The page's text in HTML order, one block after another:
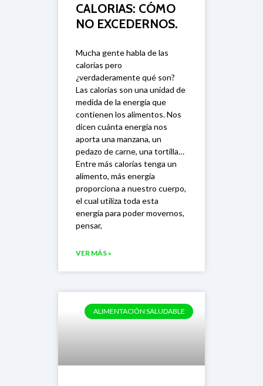
CALORIAS: CÓMO
NO EXCEDERNOS.
Mucha gente habla de las
calorías pero
¿verdaderamente qué son?
Las calorías son una unidad de
medida de la energía que
contienen los alimentos. Nos
dicen cuánta energía nos
aporta una manzana, un
pedazo de carne, una tortilla…
Entre más calorías tenga un
alimento, más energía
proporciona a nuestro cuerpo,
el cual utiliza toda esta
energía para poder movernos,
pensar,
VER MÁS »
ALIMENTACIÓN SALUDABLE